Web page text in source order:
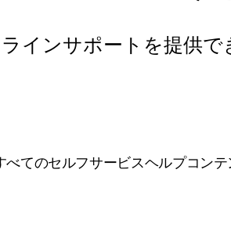
インサポートを提供で
てのセルフサービスヘルプコン